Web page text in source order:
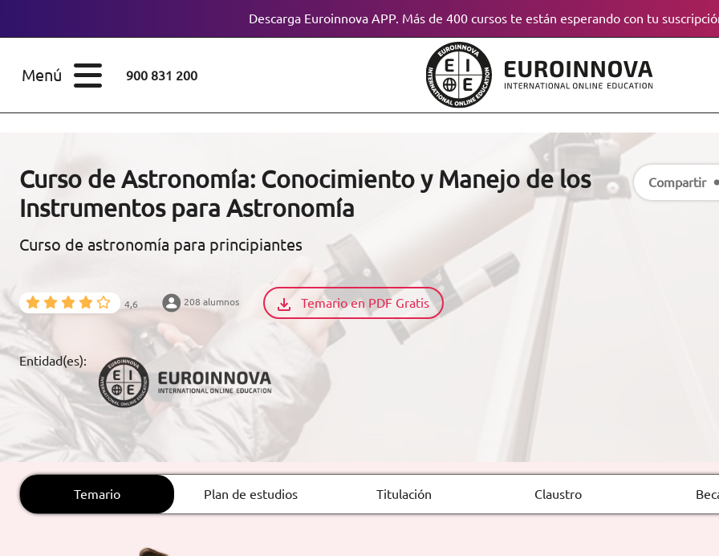
Descarga Euroinnova APP. Más de 400 cursos te están esperando con tu
Menú 900 831 200
CONOCE EUROINNOVA
BECAS Y
RECURSOS
EDUCATIVOS
ARTÍCULOS
ORIENTACIÓN
LABORAL
CONTACTO ES
ESTUDIOS
Doctorados
Maestría
Diplomados
Certificados de
Profesionalidad
Curso de Astronomía: Conocimiento y Manejo de los
Instrumentos para Astronomía
Curso de astronomía para principiantes
4,6 208 alumnos Temario en PDF Gratis
Entidad(es):
Compartir
Temario Plan de estudios Titulación Claustro